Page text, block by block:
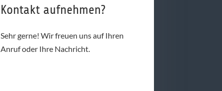
Kontakt aufnehmen?
Sehr gerne! Wir freuen uns auf Ihren
Anruf oder Ihre Nachricht.